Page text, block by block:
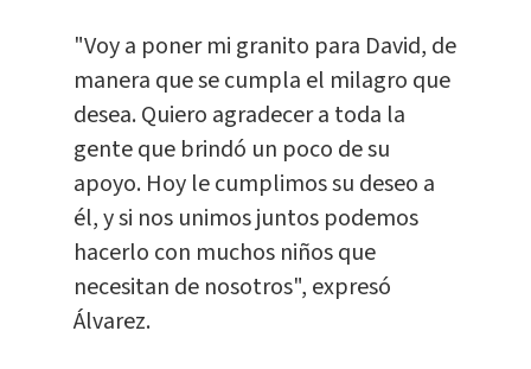
"Voy a poner mi granito para David, de
manera que se cumpla el milagro que
desea. Quiero agradecer a toda la
gente que brindó un poco de su
apoyo. Hoy le cumplimos su deseo a
él, y si nos unimos juntos podemos
hacerlo con muchos niños que
necesitan de nosotros", expresó
Álvarez.